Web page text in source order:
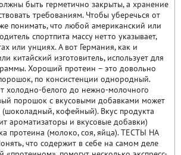
быть герметично закрыты, а хранение
требованиям. Чтобы уберечься от
понимать, что любой американский или
спортпита массу нетто указывает,
или унциях. А вот Германия, как и
китайский изготовитель, использует для
Хороший протеин – это довольно
по консистенции однородный.
холодно-белого до нежно-молочного
порошок с вкусовыми добавками может
(шоколадный, кофейный). Вкус продукта
ароматизаторы и вкусовые добавки)
протеина (молоко, соя, яйца). ТЕСТЫ НА
что содержит в себе на самом деле